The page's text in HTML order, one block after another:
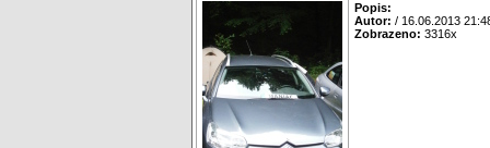
Popis:
Autor: / 16.06.2013
Zobrazeno: 3316x